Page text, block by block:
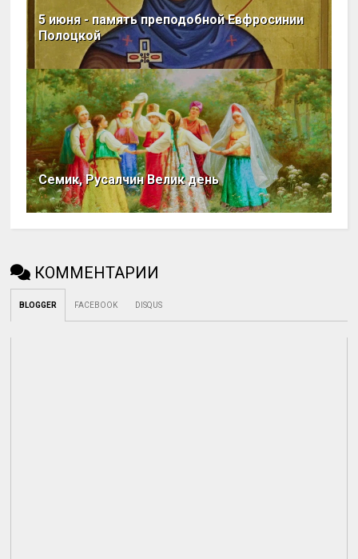
5 июня - память преподобной Евфросинии
Полоцкой
Семик, Русалчин Велик день
КОММЕНТАРИИ
BLOGGER FACEBOOK DISQUS